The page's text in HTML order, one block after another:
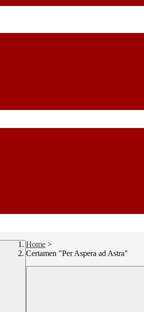
Home >
Certamen "Per Aspera ad Astra"